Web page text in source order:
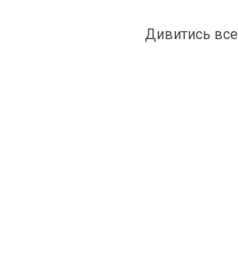
Дивитись все